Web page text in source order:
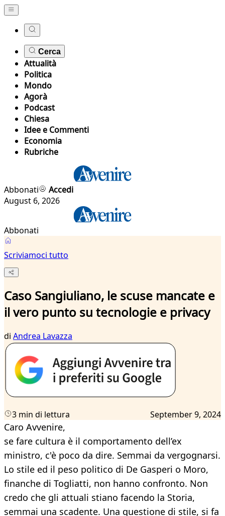
Cerca
Attualità
Politica
Mondo
Agorà
Podcast
Chiesa
Idee e Commenti
Economia
Rubriche
Abbonati
Accedi
August 6, 2026
Abbonati
Scriviamoci tutto
Caso Sangiuliano, le scuse mancate e
il vero punto su tecnologie e privacy
di Andrea Lavazza
3 min di lettura September 9, 2024
Caro Avvenire,
se fare cultura è il comportamento dell’ex
ministro, c'è poco da dire. Semmai da vergognarsi.
Lo stile ed il peso politico di De Gasperi o Moro,
finanche di Togliatti, non hanno confronto. Non
credo che gli attuali stiano facendo la Storia,
semmai una scadente. Una questione di stile, si fa